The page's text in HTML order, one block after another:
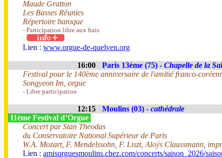
Maude Gratton
Les Basses Réunies
Répertoire baroque
- Participation libre aux frais
Lien : www.orgue-de-quelven.org
16:00 Paris 13ème (75) - Chapelle de la
Festival pour le 140ème anniversaire de l'amitié franco-
Songyeon Im, orgue
- Libre participation
12:15 Moulins (03) - cathédrale
11ème Festival d’Orgue
Concert par Stan Theodas
du Conservatoire National Supérieur de Paris
W.A. Mozart, F. Mendelssohn, F. Liszt, Aloÿs Claussmann,
Lien : amisorguesmoulins.chez.com/concerts/saison_2026/